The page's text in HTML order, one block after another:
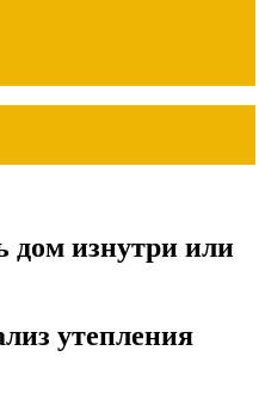
дом изнутри или
утепления